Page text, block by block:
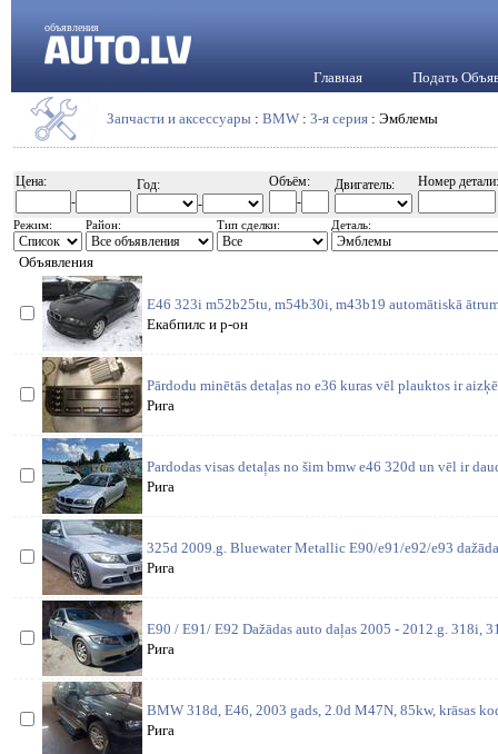
объявления
Главная Подать
Запчасти и аксессуары : BMW : 3-я серия : Эмблемы
Цена:
-
Год:
-
Объём:
-
Двигатель: Номер детали:
Режим: Район: Тип сделки: Деталь:
Объявления
E46 323i m52b25tu, m54b30i, m43b19 automātiskā
Екабпилс и р-он
Pārdodu minētās detaļas no e36 kuras vēl plauktos ir
Рига
Pardodas visas detaļas no šim bmw e46 320d un vēl ir
Рига
325d 2009.g. Bluewater Metallic E90/e91/e92/e93
Рига
E90 / E91/ E92 Dažādas auto daļas 2005 - 2012.g. 318i,
Рига
BMW 318d, E46, 2003 gads, 2.0d M47N, 85kw, krāsas
Рига